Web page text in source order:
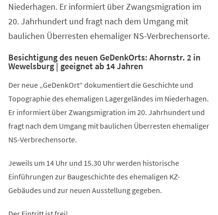
Niederhagen. Er informiert über Zwangsmigration im
20. Jahrhundert und fragt nach dem Umgang mit
baulichen Überresten ehemaliger NS-Verbrechensorte.
Besichtigung des neuen GeDenkOrts: Ahornstr. 2 in
Wewelsburg | geeignet ab 14 Jahren
Der neue „GeDenkOrt“ dokumentiert die Geschichte und
Topographie des ehemaligen Lagergeländes im Niederhagen.
Er informiert über Zwangsmigration im 20. Jahrhundert und
fragt nach dem Umgang mit baulichen Überresten ehemaliger
NS-Verbrechensorte.
Jeweils um 14 Uhr und 15.30 Uhr werden historische
Einführungen zur Baugeschichte des ehemaligen KZ-
Gebäudes und zur neuen Ausstellung gegeben.